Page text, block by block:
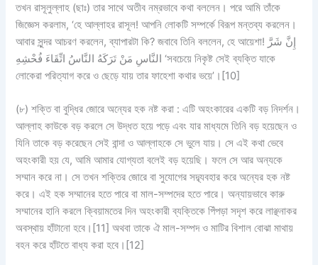
তখন রাসূলুল্লাহ (ছাঃ) তার সাথে অতীব নম্রভাবে কথা বললেন। পরে আমি তাঁকে
জিজ্ঞেস করলাম, ‘হে আল্লাহর রাসূল! আপনি লোকটি সম্পর্কে বিরূপ মন্তব্য করলেন।
আবার সুন্দর আচরণ করলেন, ব্যাপারটা কি? জবাবে তিনি বললেন, হে আয়েশা! إِنَّ شَرَّ
النَّاسِ مَنْ تَرَكَهُ النَّاسُ اتِّقَاءَ فُحْشِهِ ‘সবচেয়ে নিকৃষ্ট সেই ব্যক্তি যাকে
লোকেরা পরিত্যাগ করে ও ছেড়ে যায় তার ফাহেশা কথার ভয়ে’।[10]
(৮) শক্তি বা বুদ্ধির জোরে অন্যের হক নষ্ট করা : এটি অহংকারের একটি বড় নিদর্শন।
আল্লাহ কাউকে বড় করলে সে উদ্ধত হয়ে পড়ে এবং যার মাধ্যমে তিনি বড় হয়েছেন ও
যিনি তাকে বড় করেছেন সেই বান্দা ও আল্লাহকে সে ভুলে যায়। সে এই কথা ভেবে
অহংকারী হয় যে, আমি আমার যোগ্যতা বলেই বড় হয়েছি। ফলে সে আর অন্যকে
সম্মান করে না। সে তখন শক্তির জোরে বা সুযোগের সদ্ব্যবহার করে অন্যের হক নষ্ট
করে। এই হক সম্মানের হতে পারে বা মাল-সম্পদের হতে পারে। অন্যায়ভাবে কারু
সম্মানের হানি করলে ক্বিয়ামতের দিন অহংকারী ব্যক্তিকে পিঁপড়া সদৃশ করে লাঞ্ছনাকর
অবস্থায় হাঁটানো হবে।[11] অথবা তাকে ঐ মাল-সম্পদ ও মাটির বিশাল বোঝা মাথায়
বহন করে হাঁটতে বাধ্য করা হবে।[12]